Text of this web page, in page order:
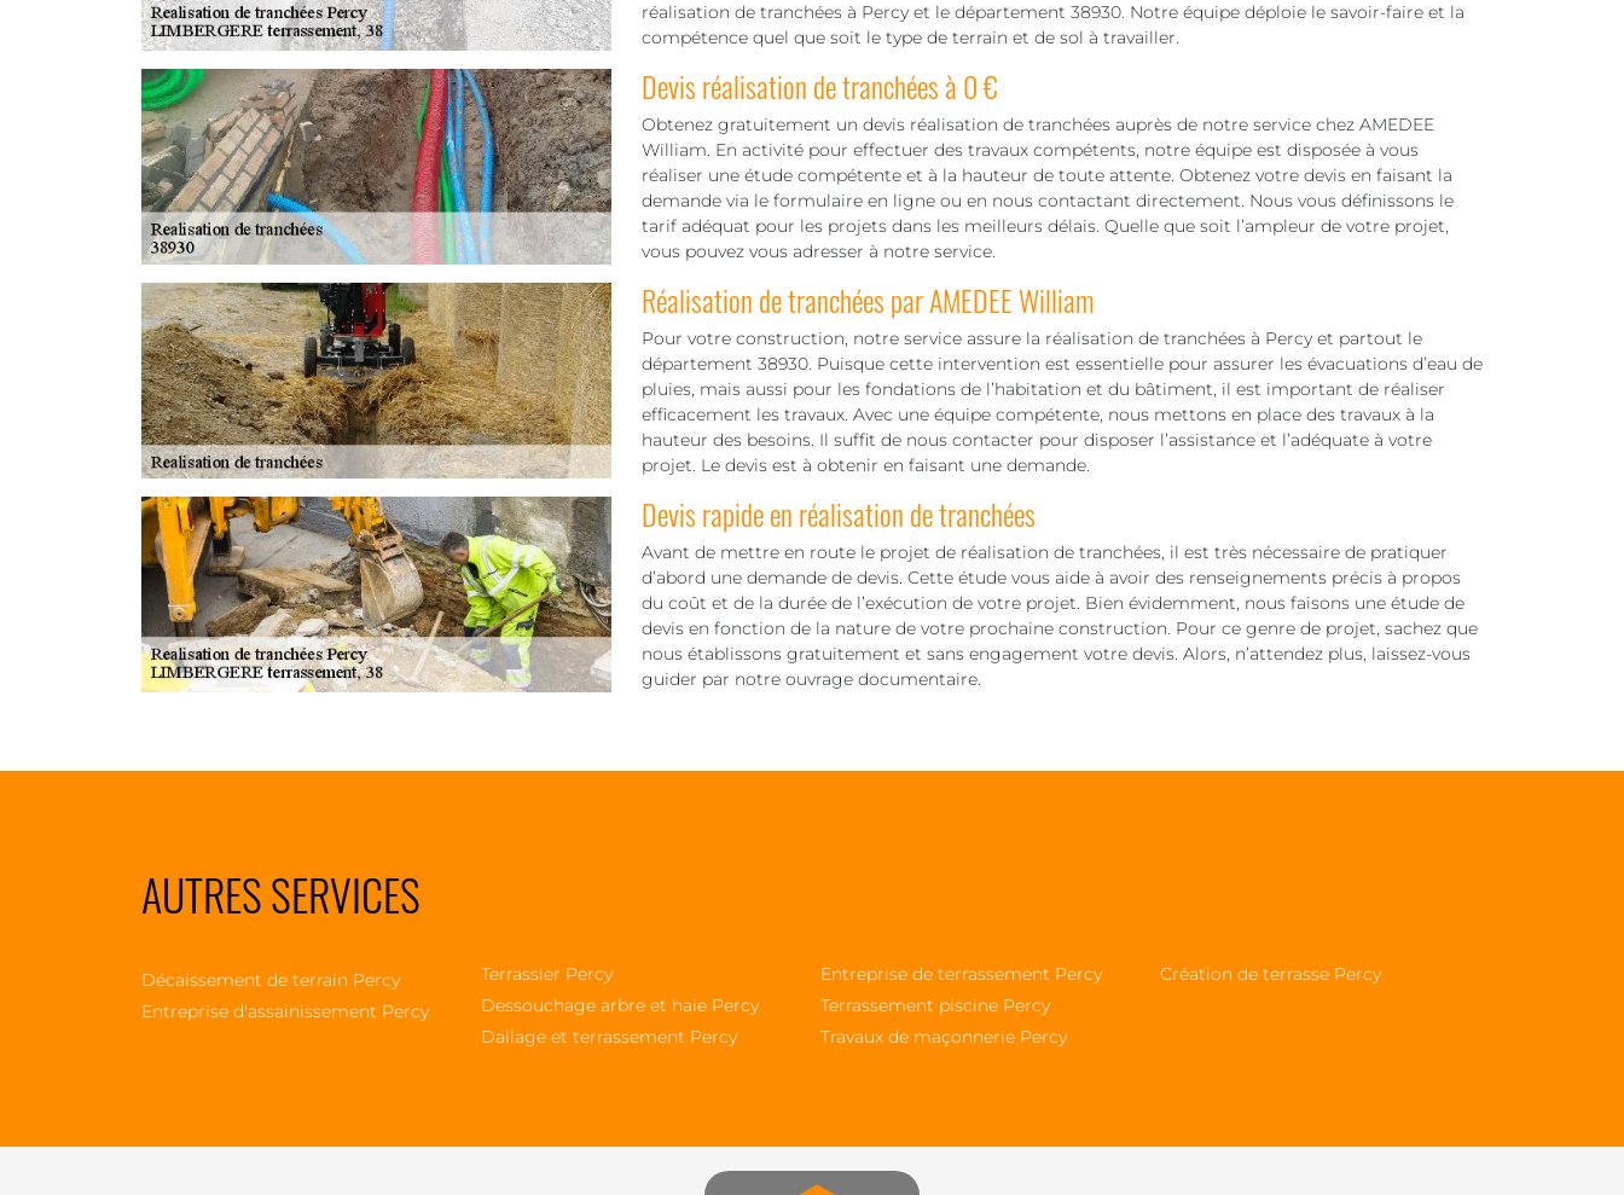
réalisation de tranchées à Percy et le département 38930. Notre équipe déploie le savoir-faire et la
compétence quel que soit le type de terrain et de sol à travailler.
Devis réalisation de tranchées à 0 €
Obtenez gratuitement un devis réalisation de tranchées auprès de notre service chez AMEDEE
William. En activité pour effectuer des travaux compétents, notre équipe est disposée à vous
réaliser une étude compétente et à la hauteur de toute attente. Obtenez votre devis en faisant la
demande via le formulaire en ligne ou en nous contactant directement. Nous vous définissons le
tarif adéquat pour les projets dans les meilleurs délais. Quelle que soit l’ampleur de votre projet,
vous pouvez vous adresser à notre service.
Réalisation de tranchées par AMEDEE William
Pour votre construction, notre service assure la réalisation de tranchées à Percy et partout le
département 38930. Puisque cette intervention est essentielle pour assurer les évacuations d’eau de
pluies, mais aussi pour les fondations de l’habitation et du bâtiment, il est important de réaliser
efficacement les travaux. Avec une équipe compétente, nous mettons en place des travaux à la
hauteur des besoins. Il suffit de nous contacter pour disposer l’assistance et l’adéquate à votre
projet. Le devis est à obtenir en faisant une demande.
Devis rapide en réalisation de tranchées
Avant de mettre en route le projet de réalisation de tranchées, il est très nécessaire de pratiquer
d’abord une demande de devis. Cette étude vous aide à avoir des renseignements précis à propos
du coût et de la durée de l’exécution de votre projet. Bien évidemment, nous faisons une étude de
devis en fonction de la nature de votre prochaine construction. Pour ce genre de projet, sachez que
nous établissons gratuitement et sans engagement votre devis. Alors, n’attendez plus, laissez-vous
guider par notre ouvrage documentaire.
AUTRES SERVICES
Décaissement de terrain Percy
Entreprise d'assainissement Percy
Terrassier Percy
Dessouchage arbre et haie Percy
Dallage et terrassement Percy
Entreprise de terrassement Percy
Terrassement piscine Percy
Travaux de maçonnerie Percy
Création de terrasse Percy